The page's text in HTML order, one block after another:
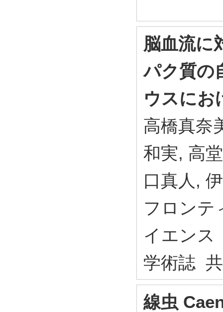
脳血流に
パク質の
ウスにお
高橋真奈
和実, 高
口真人,
フロンテ
イエン
学術誌
線虫